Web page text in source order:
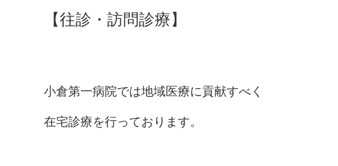
【往診・訪問診療】
小倉第一病院では地域医療に貢献すべく
在宅診療を行っております。